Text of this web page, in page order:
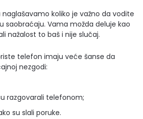
koliko je važno da vodite
saobraćaju. Vama možda deluje kao
nažalost to baš i nije slučaj.
telefon imaju veće šanse da
nezgodi:
razgovarali telefonom;
su slali poruke.